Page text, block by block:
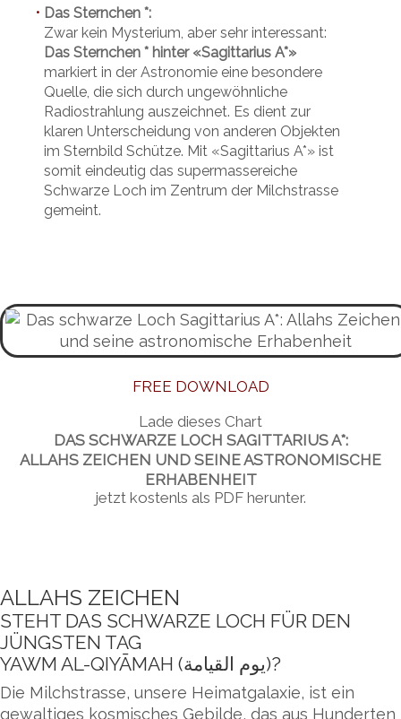
• Das Sternchen *:
Zwar kein Mysterium, aber sehr interessant:
Das Sternchen * hinter «Sagittarius A*»
markiert in der Astronomie eine besondere
Quelle, die sich durch ungewöhnliche
Radiostrahlung auszeichnet. Es dient zur
klaren Unterscheidung von anderen Objekten
im Sternbild Schütze. Mit «Sagittarius A*» ist
somit eindeutig das supermassereiche
Schwarze Loch im Zentrum der Milchstrasse
gemeint.
FREE DOWNLOAD
Lade dieses Chart
DAS SCHWARZE LOCH SAGITTARIUS A*:
ALLAHS ZEICHEN UND SEINE ASTRONOMISCHE
ERHABENHEIT
jetzt kostenls als PDF herunter.
ALLAHS ZEICHEN
STEHT DAS SCHWARZE LOCH FÜR DEN
JÜNGSTEN TAG
YAWM AL-QIYĀMAH (يوم القيامة)?
Die Milchstrasse, unsere Heimatgalaxie, ist ein
gewaltiges kosmisches Gebilde, das aus Hunderten